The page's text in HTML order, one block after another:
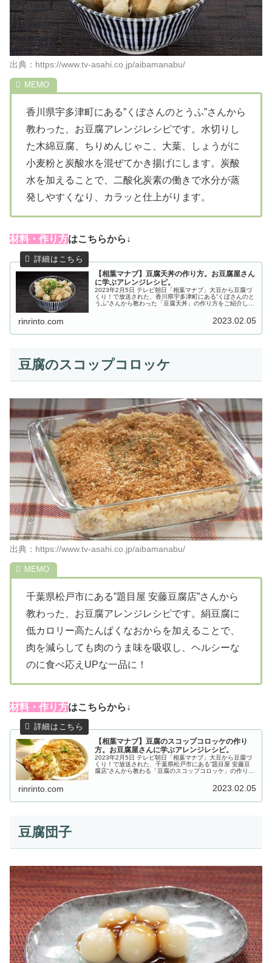
出典：https://www.tv-asahi.co.jp/aibamanabu/
香川県宇多津町にある”くぼさんのとうふ”さんから
教わった、お豆腐アレンジレシピです。水切りし
た木綿豆腐、ちりめんじゃこ、大葉、しょうがに
小麦粉と炭酸水を混ぜてかき揚げにします。炭酸
水を加えることで、二酸化炭素の働きで水分が蒸
発しやすくなり、カラッと仕上がります。
材料・作り方はこちらから↓
【相葉マナブ】豆腐天丼の作り方。お豆腐屋さん
に学ぶアレンジレシピ。
2023年2月5日 テレビ朝日「相葉マナブ」大豆から豆腐づ
くり！で放送された、香川県宇多津町にある”くぼさんのと
うふ”さんから教わった「豆腐天丼」の作り方をご紹介しま
rinrinto.com 2023.02.05
豆腐のスコップコロッケ
出典：https://www.tv-asahi.co.jp/aibamanabu/
千葉県松戸市にある”題目屋 安藤豆腐店”さんから
教わった、お豆腐アレンジレシピです。絹豆腐に
低カロリー高たんぱくなおからを加えることで、
肉を減らしても肉のうま味を吸収し、ヘルシーな
のに食べ応えUPな一品に！
材料・作り方はこちらから↓
【相葉マナブ】豆腐のスコップコロッケの作り
方。お豆腐屋さんに学ぶアレンジレシピ。
2023年2月5日 テレビ朝日「相葉マナブ」大豆から豆腐づ
くり！で放送された、千葉県松戸市にある”題目屋 安藤豆
腐店”さんから教わる「豆腐のスコップコロッケ」の作り方
rinrinto.com 2023.02.05
豆腐団子